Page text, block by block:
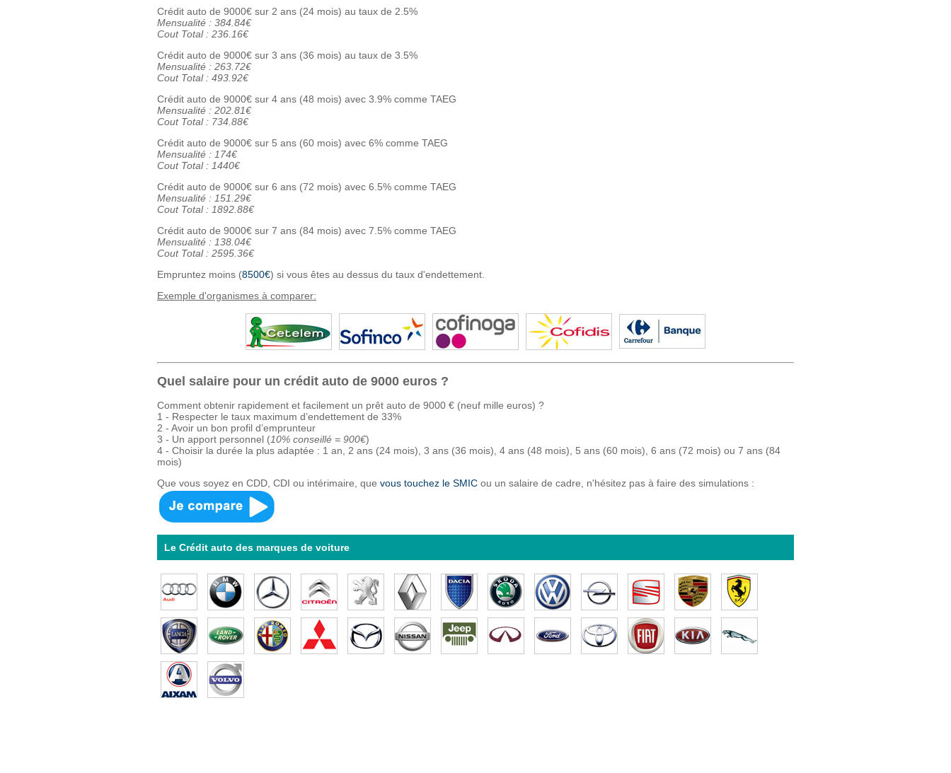
Crédit auto de 9000€ sur 2 ans (24 mois) au taux de 2.5%
Mensualité : 384.84€
Cout Total : 236.16€
Crédit auto de 9000€ sur 3 ans (36 mois) au taux de 3.5%
Mensualité : 263.72€
Cout Total : 493.92€
Crédit auto de 9000€ sur 4 ans (48 mois) avec 3.9% comme TAEG
Mensualité : 202.81€
Cout Total : 734.88€
Crédit auto de 9000€ sur 5 ans (60 mois) avec 6% comme TAEG
Mensualité : 174€
Cout Total : 1440€
Crédit auto de 9000€ sur 6 ans (72 mois) avec 6.5% comme TAEG
Mensualité : 151.29€
Cout Total : 1892.88€
Crédit auto de 9000€ sur 7 ans (84 mois) avec 7.5% comme TAEG
Mensualité : 138.04€
Cout Total : 2595.36€
Empruntez moins (8500€) si vous êtes au dessus du taux d'endettement.
Exemple d'organismes à comparer:
Quel salaire pour un crédit auto de 9000 euros ?
Comment obtenir rapidement et facilement un prêt auto de 9000 € (neuf mille euros) ?
1 - Respecter le taux maximum d’endettement de 33%
2 - Avoir un bon profil d’emprunteur
3 - Un apport personnel (10% conseillé = 900€)
4 - Choisir la durée la plus adaptée : 1 an, 2 ans (24 mois), 3 ans (36 mois), 4 ans (48 mois), 5 ans (60 mois), 6 ans (72 mois) ou 7 ans (84
mois)
Que vous soyez en CDD, CDI ou intérimaire, que vous touchez le SMIC ou un salaire de cadre, n'hésitez pas à faire des simulations :
Le Crédit auto des marques de voiture